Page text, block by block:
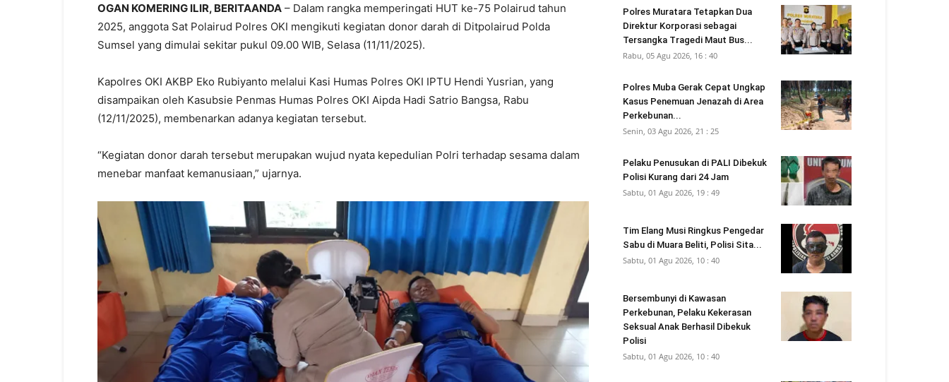
OGAN KOMERING ILIR, BERITAANDA – Dalam rangka memperingati HUT ke-75 Polairud tahun
2025, anggota Sat Polairud Polres OKI mengikuti kegiatan donor darah di Ditpolairud Polda
Sumsel yang dimulai sekitar pukul 09.00 WIB, Selasa (11/11/2025).
Kapolres OKI AKBP Eko Rubiyanto melalui Kasi Humas Polres OKI IPTU Hendi Yusrian, yang
disampaikan oleh Kasubsie Penmas Humas Polres OKI Aipda Hadi Satrio Bangsa, Rabu
(12/11/2025), membenarkan adanya kegiatan tersebut.
“Kegiatan donor darah tersebut merupakan wujud nyata kepedulian Polri terhadap sesama dalam
menebar manfaat kemanusiaan,” ujarnya.
Polres Muratara Tetapkan Dua
Direktur Korporasi sebagai
Tersangka Tragedi Maut Bus...
Rabu, 05 Agu 2026, 16 : 40
Polres Muba Gerak Cepat Ungkap
Kasus Penemuan Jenazah di Area
Perkebunan...
Senin, 03 Agu 2026, 21 : 25
Pelaku Penusukan di PALI Dibekuk
Polisi Kurang dari 24 Jam
Sabtu, 01 Agu 2026, 19 : 49
Tim Elang Musi Ringkus Pengedar
Sabu di Muara Beliti, Polisi Sita...
Sabtu, 01 Agu 2026, 10 : 40
Bersembunyi di Kawasan
Perkebunan, Pelaku Kekerasan
Seksual Anak Berhasil Dibekuk
Polisi
Sabtu, 01 Agu 2026, 10 : 40